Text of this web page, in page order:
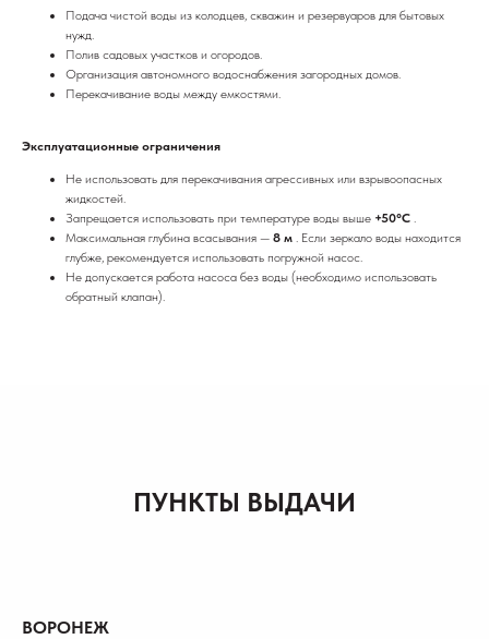
Подача чистой воды из колодцев, скважин и резервуаров для бытовых
нужд.
Полив садовых участков и огородов.
Организация автономного водоснабжения загородных домов.
Перекачивание воды между емкостями.
Эксплуатационные ограничения
Не использовать для перекачивания агрессивных или взрывоопасных
жидкостей.
Запрещается использовать при температуре воды выше +50°C .
Максимальная глубина всасывания — 8 м . Если зеркало воды находится
глубже, рекомендуется использовать погружной насос.
Не допускается работа насоса без воды (необходимо использовать
обратный клапан).
ПУНКТЫ ВЫДАЧИ
ВОРОНЕЖ